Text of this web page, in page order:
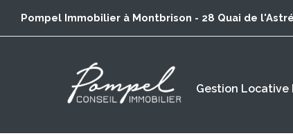
Pompel Immobilier à Montbrison - 28 Quai de
Gestion Locative